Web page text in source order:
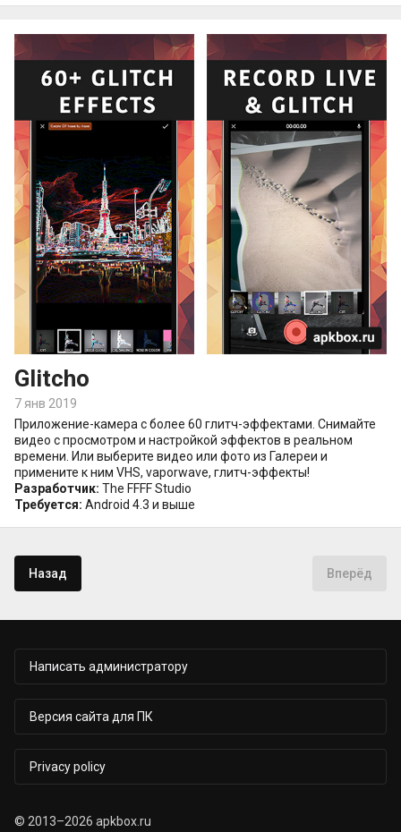
Glitcho
7 янв 2019
Приложение-камера с более 60 глитч-эффектами. Снимайте
видео с просмотром и настройкой эффектов в реальном
времени. Или выберите видео или фото из Галереи и
примените к ним VHS, vaporwave, глитч-эффекты!
Разработчик: The FFFF Studio
Требуется: Android 4.3 и выше
Вперёд
Назад
Написать администратору
Версия сайта для ПК
Privacy policy
© 2013–2026 apkbox.ru